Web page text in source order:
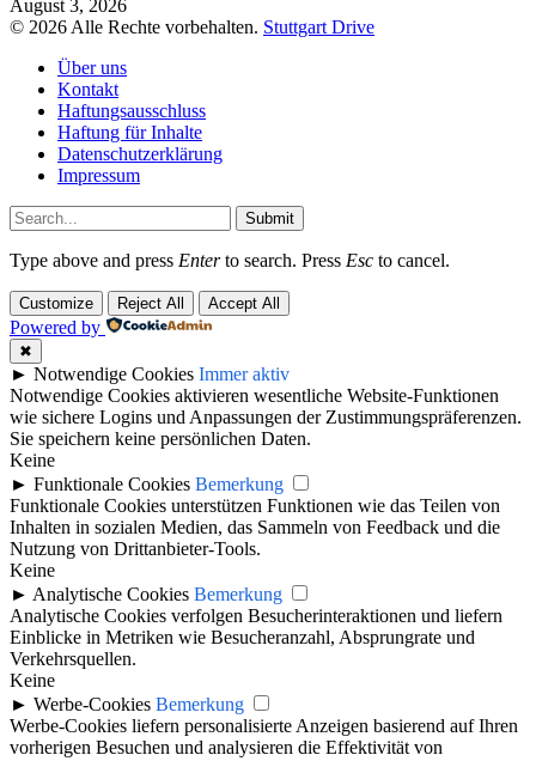
August 3, 2026
© 2026 Alle Rechte vorbehalten. Stuttgart Drive
Über uns
Kontakt
Haftungsausschluss
Haftung für Inhalte
Datenschutzerklärung
Impressum
Submit
Type above and press Enterto search. Press Esc to cancel.
Customize Reject All Accept All
Powered by
✖
► Notwendige Cookies Immer aktiv
Notwendige Cookies aktivieren wesentliche Website-Funktionen
wie sichere Logins und Anpassungen der Zustimmungspräferenzen.
Sie speichern keine persönlichen Daten.
Keine
► Funktionale Cookies Bemerkung
Funktionale Cookies unterstützen Funktionen wie das Teilen von
Inhalten in sozialen Medien, das Sammeln von Feedback und die
Nutzung von Drittanbieter-Tools.
Keine
► Analytische Cookies Bemerkung
Analytische Cookies verfolgen Besucherinteraktionen und liefern
Einblicke in Metriken wie Besucheranzahl, Absprungrate und
Verkehrsquellen.
Keine
► Werbe-Cookies Bemerkung
Werbe-Cookies liefern personalisierte Anzeigen basierend auf Ihren
vorherigen Besuchen und analysieren die Effektivität von